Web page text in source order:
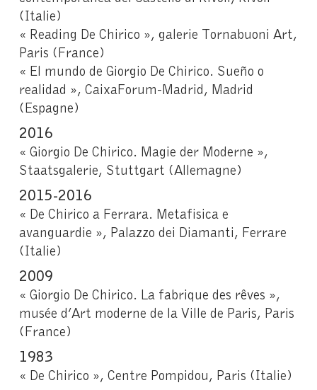
(Italie)
« Reading De Chirico », galerie Tornabuoni Art,
Paris (France)
« El mundo de Giorgio De Chirico. Sueño o
realidad », CaixaForum-Madrid, Madrid
(Espagne)
2016
« Giorgio De Chirico. Magie der Moderne »,
Staatsgalerie, Stuttgart (Allemagne)
2015-2016
« De Chirico a Ferrara. Metafisica e
avanguardie », Palazzo dei Diamanti, Ferrare
(Italie)
2009
« Giorgio De Chirico. La fabrique des rêves »,
musée d’Art moderne de la Ville de Paris, Paris
(France)
1983
« De Chirico », Centre Pompidou, Paris (Italie)